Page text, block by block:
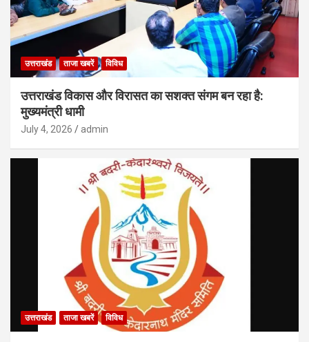
उत्तराखंड ताजा खबरें विविध
उत्तराखंड विकास और विरासत का सशक्त संगम बन रहा है:
मुख्यमंत्री धामी
July 4, 2026 admin
उत्तराखंड ताजा खबरें विविध